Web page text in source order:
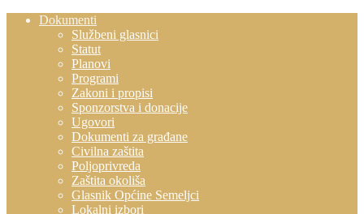
Dokumenti
Službeni glasnici
Statut
Planovi
Programi
Zakoni i propisi
Sponzorstva i donacije
Ugovori
Dokumenti za građane
Civilna zaštita
Poljoprivreda
Zaštita okoliša
Glasnik Općine Semeljci
Lokalni izbori